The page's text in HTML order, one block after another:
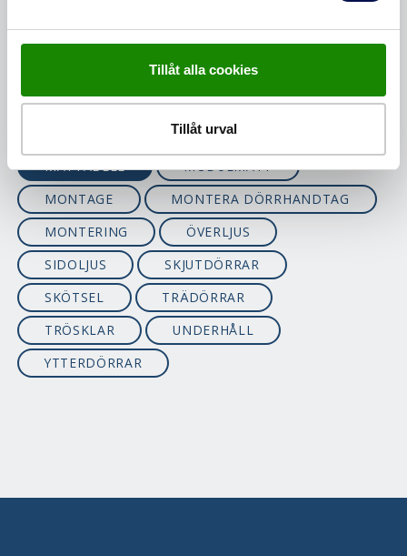
Tillåt alla cookies
Tillåt urval
INNERDÖRRAR
KARMAR
KVALITETSGUIDE
LÅS
MALL MÄTA
MÅTT
MÅTT OCH FAKTA
MÅTTABELL
MODULMÅTT
MONTAGE
MONTERA DÖRRHANDTAG
MONTERING
ÖVERLJUS
SIDOLJUS
SKJUTDÖRRAR
SKÖTSEL
TRÄDÖRRAR
TRÖSKLAR
UNDERHÅLL
YTTERDÖRRAR